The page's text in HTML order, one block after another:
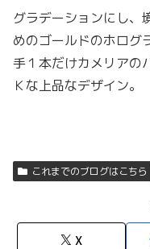
グラデーションにし、
めのゴールドのホログ
手１本だけカメリアの
Ｋな上品なデザイン。
これまでのブログはこちら
X